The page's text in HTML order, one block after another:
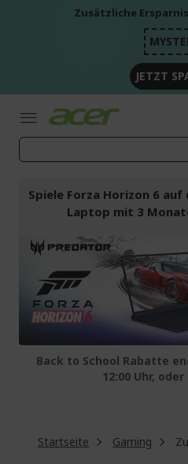
Zusätzliche
JETZT
Spiele Forza Horizon 6
Laptop mit 3
Back to School Rabatte
12:00 Uhr,
Startseite Gaming